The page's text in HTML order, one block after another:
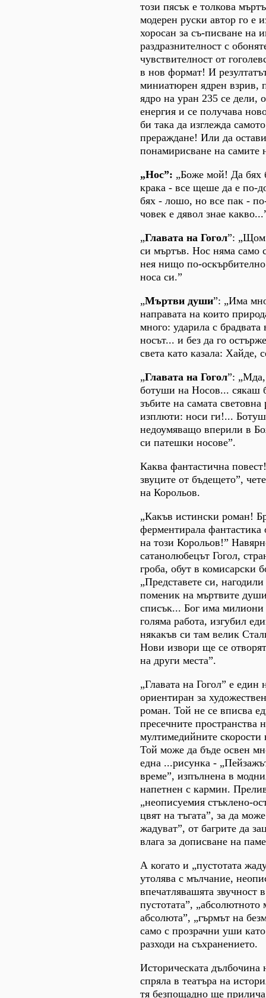
този пясък е толкова
модерен руски автор го е
хоросан за съ-писване на
раздразнителност с
чувствителност от
в нов формат! И
миниатюрен ядрен взрив,
ядро на уран 235 се дели,
енергия и се получава
би така да изглежда
прераждане! Или да
понамирисване на самите
„Нос”: „Боже мой! Да бях
крака - все щеше да е по-
бях - лошо, но все пак -
човек е дявол знае
„Главата на Гогол”: „Щом
си мъртъв. Нос няма само
нея нищо по-
носа си.”
„Мъртви души”: „Има
направата на които
много: ударила с брадвата
носът... и без да го
света като казала: Хайде,
„Главата на Гогол”: „Мда,
ботуши на Носов... сякаш
зъбите на самата
изплюти: носи ги!...
недоумяващо вперили в
си патешки носове”.
Каква фантастична
звуците от бъдещето”,
на Корольов.
„Какъв истински роман!
ферментирала фантастика
на този Корольов!”
сатанолюбецът Гогол,
гроба, обут в комисарски
„Представете си,
поменик на мъртвите
списък... Бог има милиони
голяма работа, изгубил
някакъв си там велик
Нови извори ще се
на други места”.
„Главата на Гогол” е един
ориентиран за
роман. Той не се вписва
пресечните пространства
мултимедийните скорости
Той може да бъде освен
една ...рисунка -
време”, изпълнена в
напетнен с кармин.
„неописуемия стъклено-
цвят на тъгата”, за да
жадуват”, от багрите да
влага за дописване на
А когато и „пустотата
утолява с мълчание,
впечатлявашята звучност
пустотата”, „абсолютното
абсолюта”, „гърмът на
само с прозрачни уши
разходи на съхранението.
Историческата дълбочина
спряла в театъра на
тя безпощадно ще